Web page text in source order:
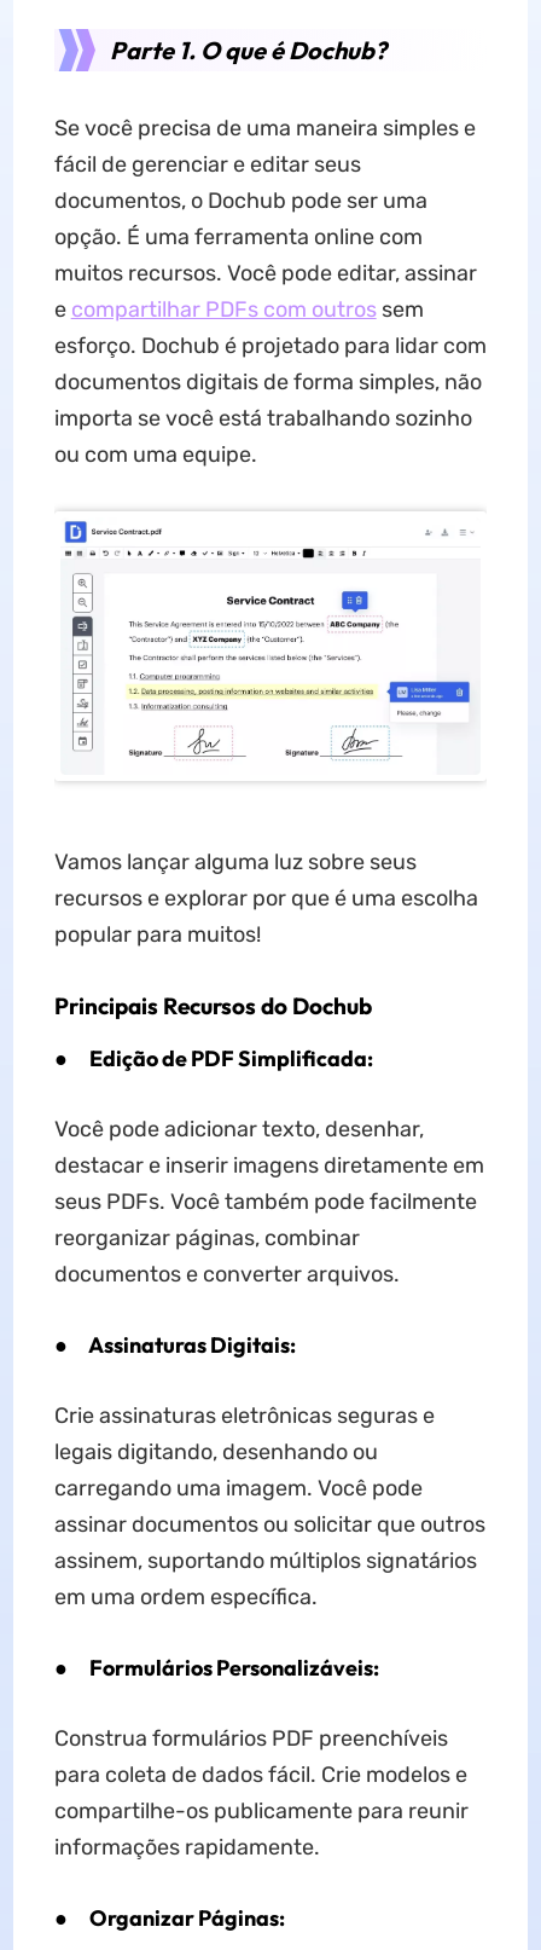
Parte 1. O que é Dochub?
Se você precisa de uma maneira simples e
fácil de gerenciar e editar seus
documentos, o Dochub pode ser uma
opção. É uma ferramenta online com
muitos recursos. Você pode editar, assinar
e compartilhar PDFs com outrossem
esforço. Dochub é projetado para lidar com
documentos digitais de forma simples, não
importa se você está trabalhando sozinho
ou com uma equipe.
Vamos lançar alguma luz sobre seus
recursos e explorar por que é uma escolha
popular para muitos!
Principais Recursos do Dochub
● Edição de PDF Simplificada:
Você pode adicionar texto, desenhar,
destacar e inserir imagens diretamente em
seus PDFs. Você também pode facilmente
reorganizar páginas, combinar
documentos e converter arquivos.
● Assinaturas Digitais:
Crie assinaturas eletrônicas seguras e
legais digitando, desenhando ou
carregando uma imagem. Você pode
assinar documentos ou solicitar que outros
assinem, suportando múltiplos signatários
em uma ordem específica.
● Formulários Personalizáveis:
Construa formulários PDF preenchíveis
para coleta de dados fácil. Crie modelos e
compartilhe-os publicamente para reunir
informações rapidamente.
● Organizar Páginas: